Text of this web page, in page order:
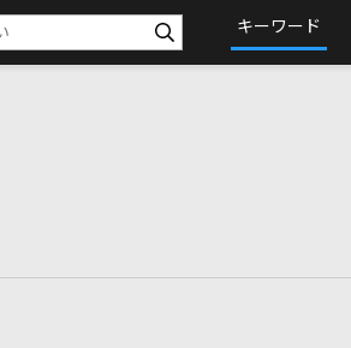
キーワード